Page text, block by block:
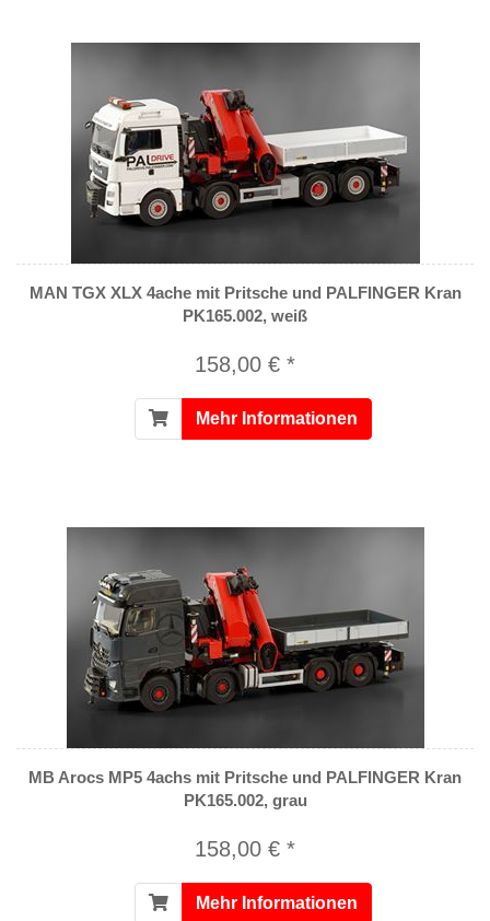
MAN TGX XLX 4ache mit Pritsche und PALFINGER Kran
PK165.002, weiß
158,00 € *
Mehr Informationen
MB Arocs MP5 4achs mit Pritsche und PALFINGER Kran
PK165.002, grau
158,00 € *
Mehr Informationen